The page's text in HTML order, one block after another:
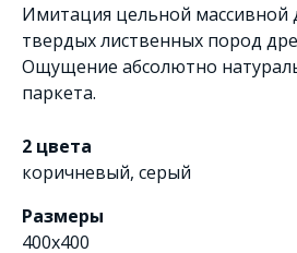
Имитация цельной массивной
твердых лиственных пород
Ощущение абсолютно
паркета.
2 цвета
коричневый, серый
Размеры
400х400